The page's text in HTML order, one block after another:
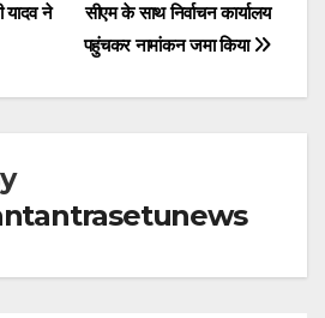
सीएम के साथ निर्वाचन कार्यालय
पहुंचकर नामांकन जमा किया
यादव ने